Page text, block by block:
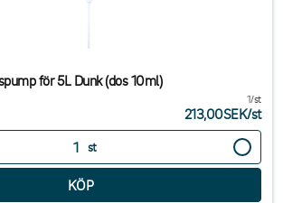
för 5L Dunk (dos 10ml)
1/st
213,00SEK/st
st